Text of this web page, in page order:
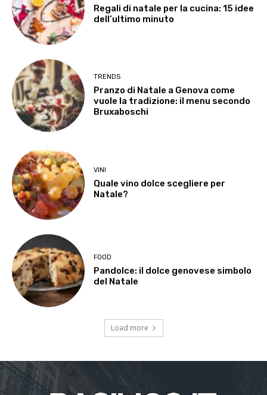
Regali di natale per la cucina: 15 idee
dell’ultimo minuto
TRENDS
Pranzo di Natale a Genova come
vuole la tradizione: il menu secondo
Bruxaboschi
VINI
Quale vino dolce scegliere per
Natale?
FOOD
Pandolce: il dolce genovese simbolo
del Natale
Load more